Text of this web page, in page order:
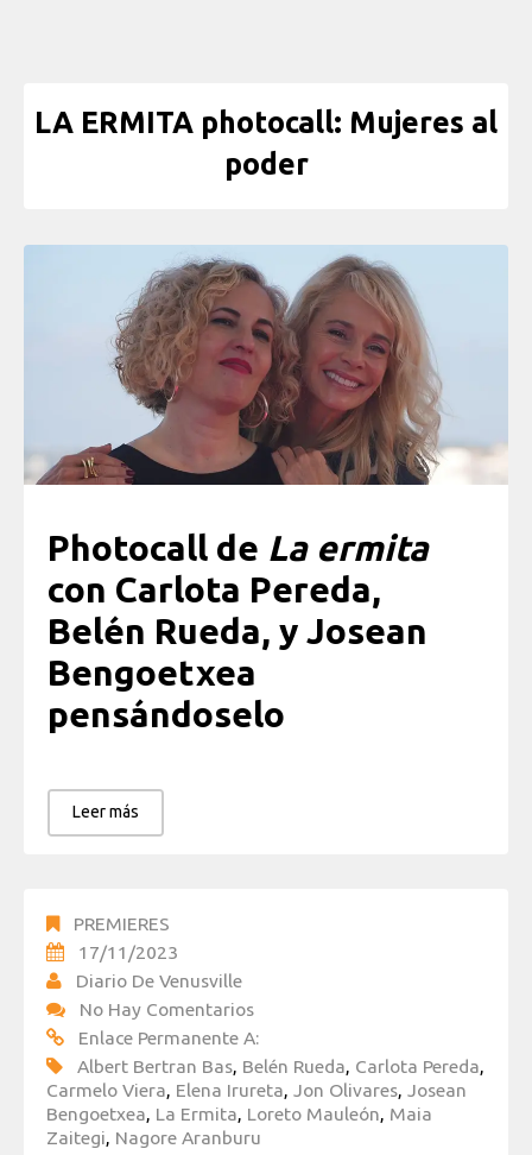
LA ERMITA photocall: Mujeres al
poder
Photocall de La ermita
con Carlota Pereda,
Belén Rueda, y Josean
Bengoetxea
pensándoselo
Leer más
PREMIERES
17/11/2023
Diario De Venusville
No Hay Comentarios
Enlace Permanente A:
Albert Bertran Bas, Belén Rueda, Carlota Pereda,
Carmelo Viera, Elena Irureta, Jon Olivares, Josean
Bengoetxea, La Ermita, Loreto Mauleón, Maia
Zaitegi, Nagore Aranburu